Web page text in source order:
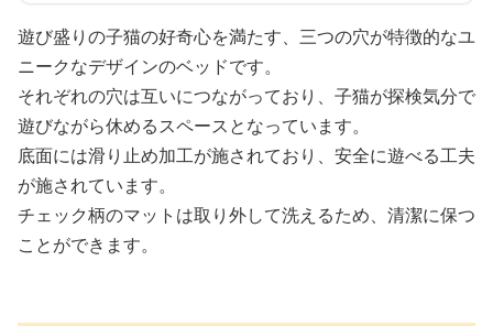
遊び盛りの子猫の好奇心を満たす、三つの穴が特徴的なユ
ニークなデザインのベッドです。
それぞれの穴は互いにつながっており、子猫が探検気分で
遊びながら休めるスペースとなっています。
底面には滑り止め加工が施されており、安全に遊べる工夫
が施されています。
チェック柄のマットは取り外して洗えるため、清潔に保つ
ことができます。